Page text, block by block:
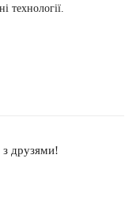
технології.
з друзями!